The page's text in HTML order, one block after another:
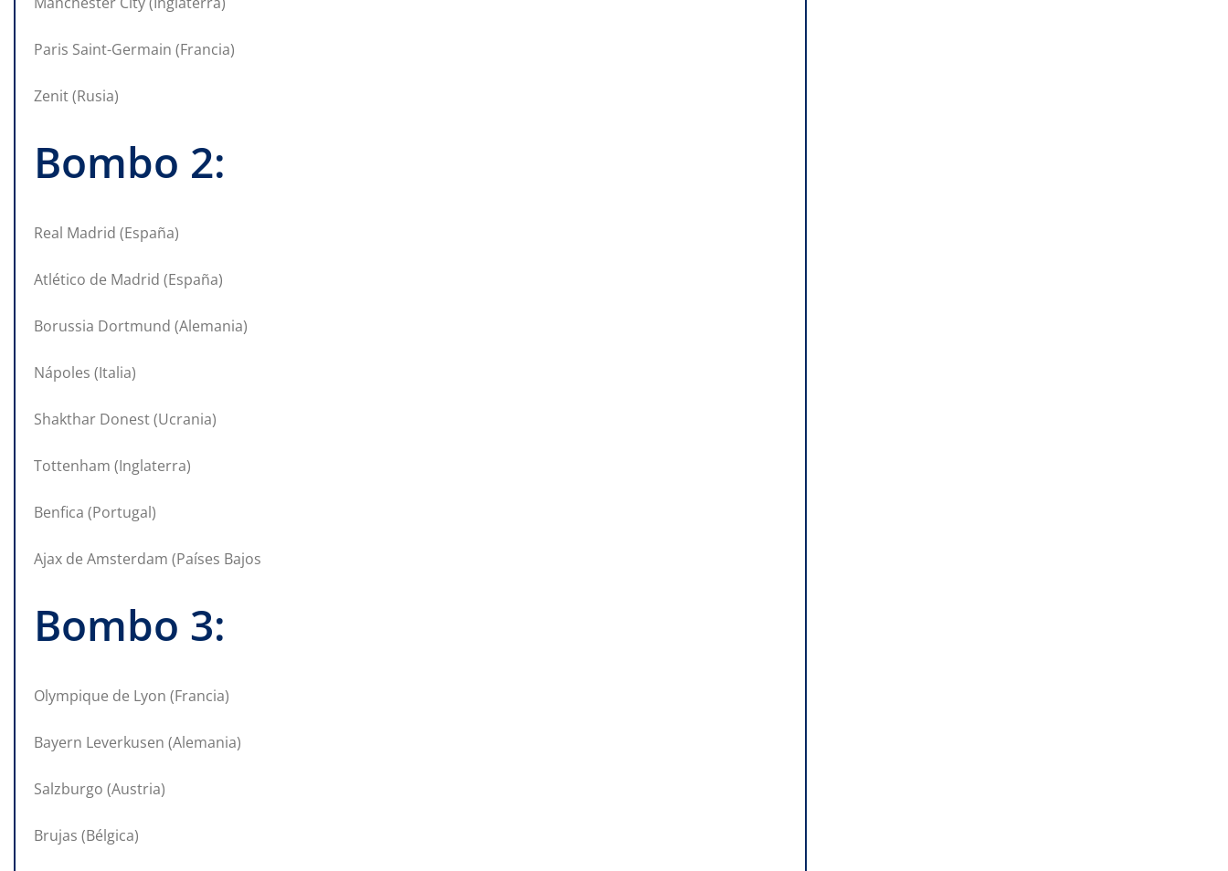
Paris Saint-Germain (Francia)
Zenit (Rusia)
Bombo 2:
Real Madrid (España)
Atlético de Madrid (España)
Borussia Dortmund (Alemania)
Nápoles (Italia)
Shakthar Donest (Ucrania)
Tottenham (Inglaterra)
Benfica (Portugal)
Ajax de Amsterdam (Países Bajos
Bombo 3:
Olympique de Lyon (Francia)
Bayern Leverkusen (Alemania)
Salzburgo (Austria)
Brujas (Bélgica)